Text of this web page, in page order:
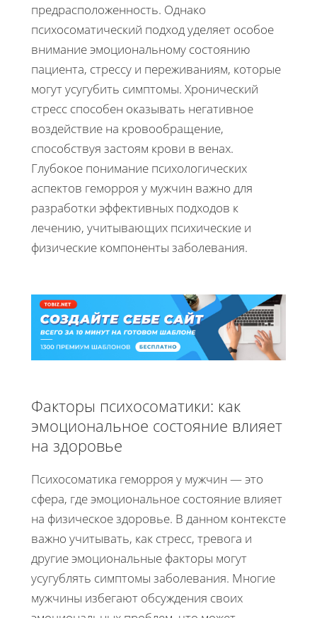
предрасположенность. Однако
психосоматический подход уделяет особое
внимание эмоциональному состоянию
пациента, стрессу и переживаниям, которые
могут усугубить симптомы. Хронический
стресс способен оказывать негативное
воздействие на кровообращение,
способствуя застоям крови в венах.
Глубокое понимание психологических
аспектов геморроя у мужчин важно для
разработки эффективных подходов к
лечению, учитывающих психические и
физические компоненты заболевания.
Факторы психосоматики: как
эмоциональное состояние влияет
на здоровье
Психосоматика геморроя у мужчин — это
сфера, где эмоциональное состояние влияет
на физическое здоровье. В данном контексте
важно учитывать, как стресс, тревога и
другие эмоциональные факторы могут
усугублять симптомы заболевания. Многие
мужчины избегают обсуждения своих